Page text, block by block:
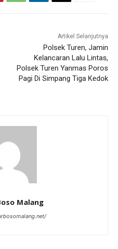
Artikel Selanjutnya
Polsek Turen, Jamin
Kelancaran Lalu Lintas,
Polsek Turen Yanmas Poros
Pagi Di Simpang Tiga Kedok
Malang